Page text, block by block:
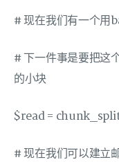
# 现在我们有一个用
# 下一件事是要把这
的小块
$read =
# 现在我们可以建立